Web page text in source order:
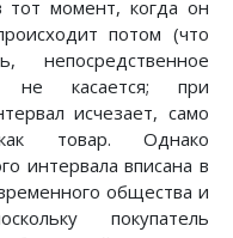
тот момент, когда он
потом (что
не касается; при
исчезает, само
товар. Однако
интервала вписана в
общества и
покупатель